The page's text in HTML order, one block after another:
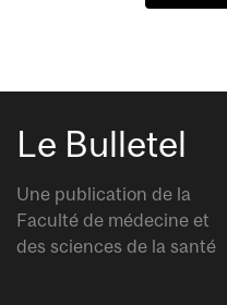
Le Bulletel
Une publication de la
Faculté de médecine et
des sciences de la santé